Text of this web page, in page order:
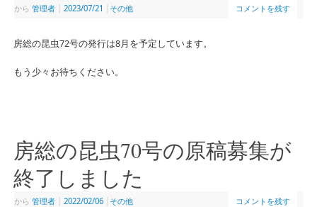
から 管理者 2023/07/21 その他 コメントを残す
房総の昆虫72号の発行は8月を予定しています。
もう少々お待ちください。
房総の昆虫70号の原稿募集が
終了しました
から 管理者 2022/02/06 その他 コメントを残す